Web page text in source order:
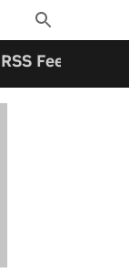
Toggle
Search
RSS Feeds